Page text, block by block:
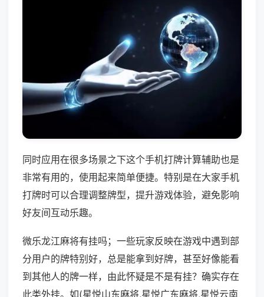
同时应用在很多场景之下这个手机打牌计算辅助也是
非常有用的，使用起来简单便捷。特别是在大家手机
打牌时可以合理调整牌型，提升游戏体验，避免影响
好友间互动乐趣。
微乐龙江麻将有挂吗；一些玩家反映在游戏中遇到部
分用户的牌特别好，总是能拿到好牌，甚至好像能看
到其他人的牌一样，由此怀疑是不是有挂？确实存在
此类外挂。如(星悦山东麻将,星悦广东麻将,星悦云南